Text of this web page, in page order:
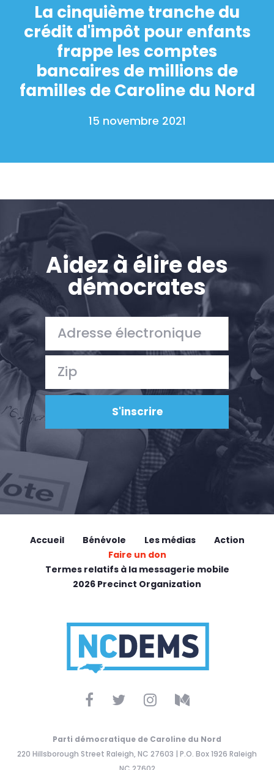
La cinquième tranche du
crédit d'impôt pour enfants
frappe les comptes
bancaires de millions de
familles de Caroline du Nord
15 novembre 2021
Aidez à élire des
démocrates
Accueil Bénévole Les médias
Action
Faire un don
Termes relatifs à la messagerie mobile
2026 Precinct Organization
Parti démocratique de Caroline du Nord
220 Hillsborough Street Raleigh, NC 27603 | P.O. Box 1926 Raleigh